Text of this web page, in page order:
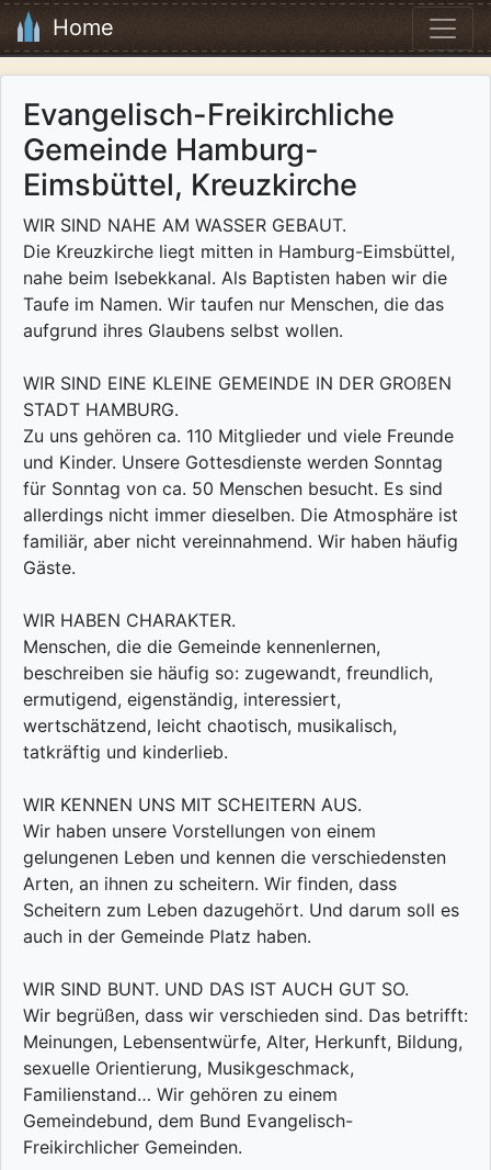
Home
Evangelisch-Freikirchliche
Gemeinde Hamburg-
Eimsbüttel, Kreuzkirche
WIR SIND NAHE AM WASSER GEBAUT.
Die Kreuzkirche liegt mitten in Hamburg-Eimsbüttel,
nahe beim Isebekkanal. Als Baptisten haben wir die
Taufe im Namen. Wir taufen nur Menschen, die das
aufgrund ihres Glaubens selbst wollen.
WIR SIND EINE KLEINE GEMEINDE IN DER GROßEN
STADT HAMBURG.
Zu uns gehören ca. 110 Mitglieder und viele Freunde
und Kinder. Unsere Gottesdienste werden Sonntag
für Sonntag von ca. 50 Menschen besucht. Es sind
allerdings nicht immer dieselben. Die Atmosphäre ist
familiär, aber nicht vereinnahmend. Wir haben häufig
Gäste.
WIR HABEN CHARAKTER.
Menschen, die die Gemeinde kennenlernen,
beschreiben sie häufig so: zugewandt, freundlich,
ermutigend, eigenständig, interessiert,
wertschätzend, leicht chaotisch, musikalisch,
tatkräftig und kinderlieb.
WIR KENNEN UNS MIT SCHEITERN AUS.
Wir haben unsere Vorstellungen von einem
gelungenen Leben und kennen die verschiedensten
Arten, an ihnen zu scheitern. Wir finden, dass
Scheitern zum Leben dazugehört. Und darum soll es
auch in der Gemeinde Platz haben.
WIR SIND BUNT. UND DAS IST AUCH GUT SO.
Wir begrüßen, dass wir verschieden sind. Das betrifft:
Meinungen, Lebensentwürfe, Alter, Herkunft, Bildung,
sexuelle Orientierung, Musikgeschmack,
Familienstand… Wir gehören zu einem
Gemeindebund, dem Bund Evangelisch-
Freikirchlicher Gemeinden.